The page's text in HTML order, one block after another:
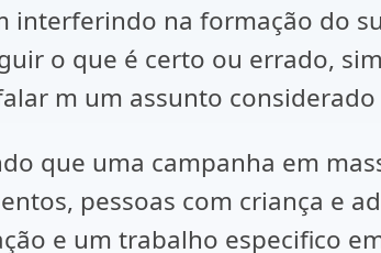
interferindo na formação do
o que é certo ou errado,
m um assunto
que uma campanha em
pessoas com criança e
e um trabalho especifico